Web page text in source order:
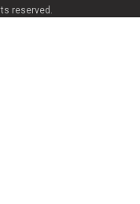
reserved.